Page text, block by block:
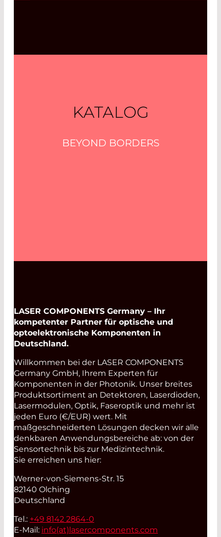
KATALOG
BEYOND BORDERS
LASER COMPONENTS Germany – Ihr
kompetenter Partner für optische und
optoelektronische Komponenten in
Deutschland.
Willkommen bei der LASER COMPONENTS
Germany GmbH, Ihrem Experten für
Komponenten in der Photonik. Unser breites
Produktsortiment an Detektoren, Laserdioden,
Lasermodulen, Optik, Faseroptik und mehr ist
jeden Euro (€/EUR) wert. Mit
maßgeschneiderten Lösungen decken wir alle
denkbaren Anwendungsbereiche ab: von der
Sensortechnik bis zur Medizintechnik.
Sie erreichen uns hier:
Werner-von-Siemens-Str. 15
82140 Olching
Deutschland
Tel.: +49 8142 2864-0
E-Mail: info(at)lasercomponents.com